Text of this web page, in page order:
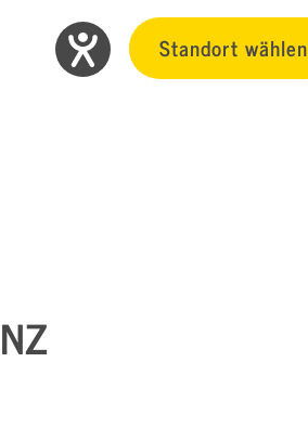
Standort wählen